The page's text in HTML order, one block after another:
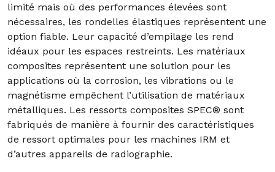
limité mais où des performances élevées sont
nécessaires, les rondelles élastiques représentent une
option fiable. Leur capacité d’empilage les rend
idéaux pour les espaces restreints. Les matériaux
composites représentent une solution pour les
applications où la corrosion, les vibrations ou le
magnétisme empêchent l’utilisation de matériaux
métalliques. Les ressorts composites SPEC® sont
fabriqués de manière à fournir des caractéristiques
de ressort optimales pour les machines IRM et
d’autres appareils de radiographie.